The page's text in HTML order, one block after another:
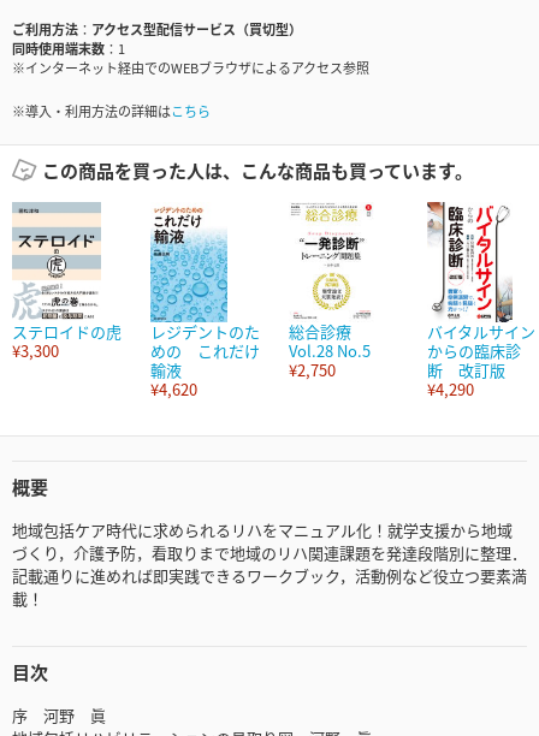
ご利用方法
アクセス型配信サービス（買切型）
同時使用端末数
1
※インターネット経由でのWEBブラウザによるアクセス参照
※導入・利用方法の詳細はこちら
この商品を買った人は、こんな商品も買っています。
ステロイドの虎
¥3,300
レジデントのた
めの これだけ
輸液
¥4,620
総合診療
Vol.28 No.5
¥2,750
バイタルサイン
からの臨床診
断 改訂版
¥4,290
概要
地域包括ケア時代に求められるリハをマニュアル化！就学支援から地域
づくり，介護予防，看取りまで地域のリハ関連課題を発達段階別に整理．
記載通りに進めれば即実践できるワークブック，活動例など役立つ要素満
載！
目次
序 河野 眞